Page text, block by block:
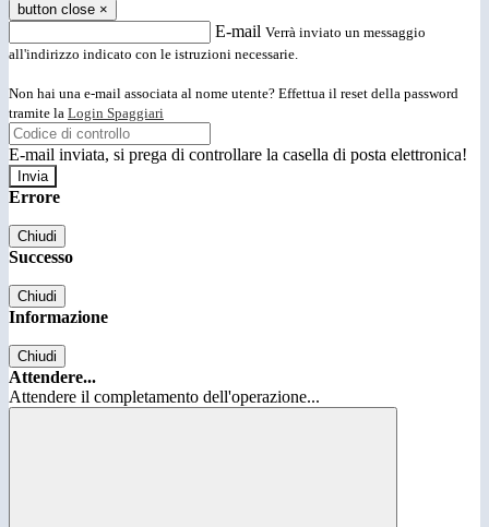
button close ×
E-mail Verrà inviato un messaggio
all'indirizzo indicato con le istruzioni necessarie.
Non hai una e-mail associata al nome utente? Effettua il reset della password
tramite la Login Spaggiari
E-mail inviata, si prega di controllare la casella di posta elettronica!
Errore
Chiudi
Successo
Chiudi
Informazione
Chiudi
Attendere...
Attendere il completamento dell'operazione...